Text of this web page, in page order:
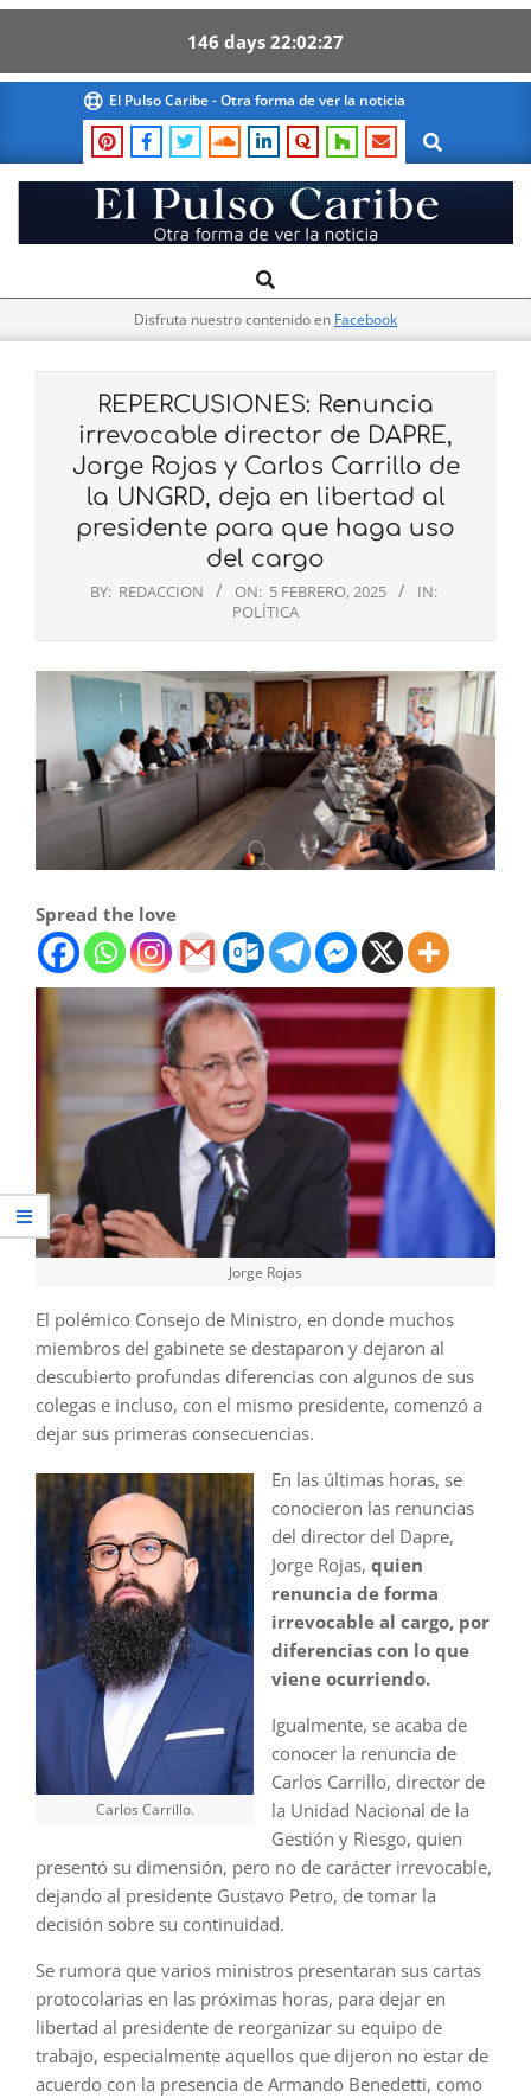
146 days 22 02 26
content
El Pulso Caribe - Otra forma de ver la noticia
Search
El
Pulso
Navigation
Search
Disfruta nuestro contenido en Facebook
REPERCUSIONES: Renuncia
irrevocable director de DAPRE,
Jorge Rojas y Carlos Carrillo de
la UNGRD, deja en libertad al
presidente para que haga uso
del cargo
BY: REDACCION ON: 5 FEBRERO, 2025
IN:
POLÍTICA
Spread the love
Jorge Rojas
El polémico Consejo de Ministro, en donde muchos
miembros del gabinete se destaparon y dejaron al
descubierto profundas diferencias con algunos de sus
colegas e incluso, con el mismo presidente, comenzó a
dejar sus primeras consecuencias.
Carlos Carrillo.
En las últimas horas, se
conocieron las renuncias
del director del Dapre,
Jorge Rojas, quien
renuncia de forma
irrevocable al cargo, por
diferencias con lo que
viene ocurriendo.
Igualmente, se acaba de
conocer la renuncia de
Carlos Carrillo, director de
la Unidad Nacional de la
Gestión y Riesgo, quien
presentó su dimensión, pero no de carácter irrevocable,
dejando al presidente Gustavo Petro, de tomar la
decisión sobre su continuidad.
Se rumora que varios ministros presentaran sus cartas
protocolarias en las próximas horas, para dejar en
libertad al presidente de reorganizar su equipo de
trabajo, especialmente aquellos que dijeron no estar de
acuerdo con la presencia de Armando Benedetti, como